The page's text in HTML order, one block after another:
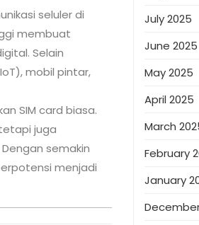
seluler di
membuat
Selain
mobil pintar,
SIM card biasa.
juga
semakin
menjadi
July 2025
June 2025
May 2025
April 2025
March
February
January